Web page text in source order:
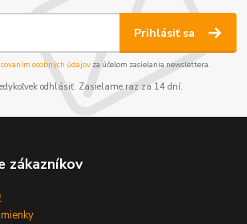
Prihlásiť sa
osobných údajov za účelom zasielania newslettera.
odhlásiť. Zasielame raz za 14 dní.
zákazníkov